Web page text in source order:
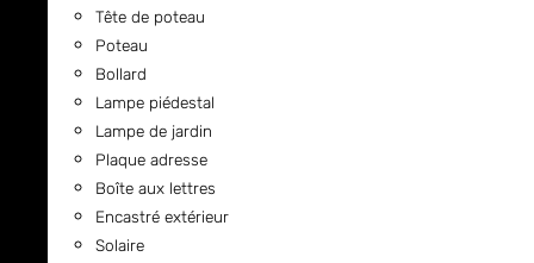
Tête de poteau
Poteau
Bollard
Lampe piédestal
Lampe de jardin
Plaque adresse
Boîte aux lettres
Encastré extérieur
Solaire